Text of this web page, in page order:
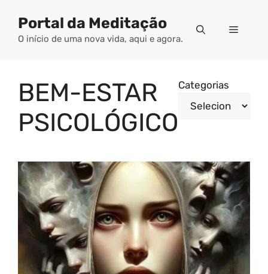
paraPortal da Meditação
O início de uma nova vida, aqui e agora.
Menu
BEM-ESTAR
PSICOLÓGICO
Categorias